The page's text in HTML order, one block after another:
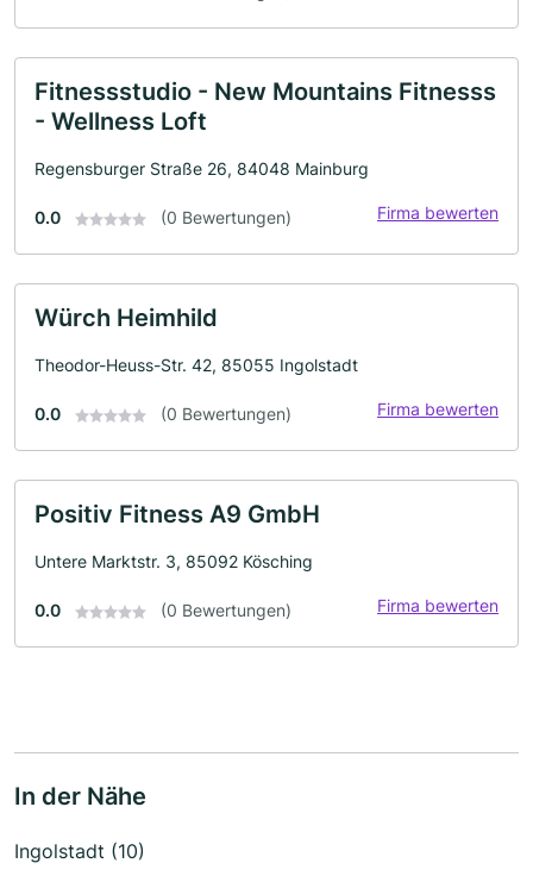
Fitnessstudio - New Mountains Fitnesss
- Wellness Loft
Regensburger Straße 26, 84048 Mainburg
0.0 (0 Bewertungen) Firma bewerten
Würch Heimhild
Theodor-Heuss-Str. 42, 85055 Ingolstadt
0.0 (0 Bewertungen) Firma bewerten
Positiv Fitness A9 GmbH
Untere Marktstr. 3, 85092 Kösching
0.0 (0 Bewertungen) Firma bewerten
In der Nähe
Ingolstadt (10)